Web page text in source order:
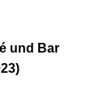
und Bar